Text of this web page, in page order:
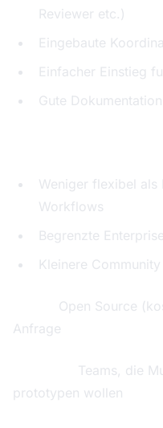
Reviewer etc.)
Eingebaute
Einfacher Einstieg
Gute
Weniger flexibel als
Workflows
Begrenzte
Kleinere
Open Source
Anfrage
Teams, die
prototypen wollen